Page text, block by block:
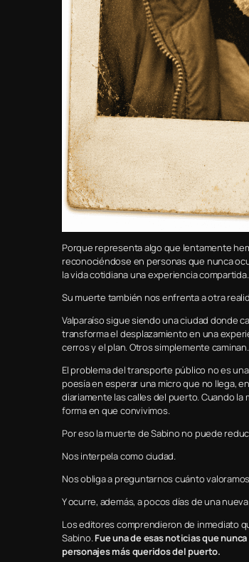
Porque representa algo que lentamente
reconociéndose en personas que nunca
la vida cotidiana una experiencia compartida.
Su muerte también nos enfrenta a otra
Valparaíso sigue siendo una ciudad donde
transforma el desplazamiento en una
cerros y el plan. Otros simplemente
El problema del transporte público no es
poesía en esperar una micro que no llega,
diariamente las calles del puerto. Cuando
forma en que convivimos.
Por eso la muerte de Sabino no puede
Nos interpela como ciudad.
Nos obliga a preguntarnos cuánto
Y ocurre, además, a pocos días de una
Los editores comprendieron de inmediato
Sabino.Fue una de esas noticias que
personajes más queridos del puerto.